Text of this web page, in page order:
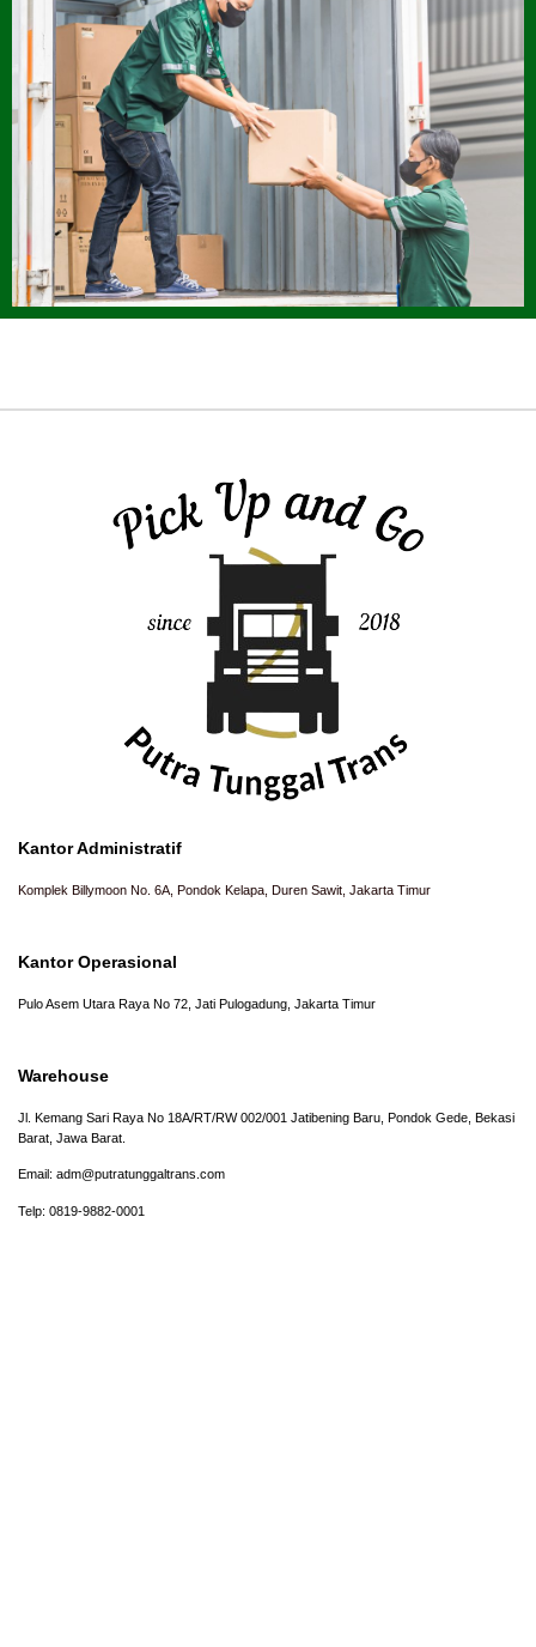
Kantor Administratif
Komplek Billymoon No. 6A, Pondok Kelapa, Duren Sawit, Jakarta Timur
Kantor Operasional
Pulo Asem Utara Raya No 72, Jati Pulogadung, Jakarta Timur
Warehouse
Jl. Kemang Sari Raya No 18A/RT/RW 002/001 Jatibening Baru, Pondok Gede, Bekasi
Barat, Jawa Barat.
Email: adm@putratunggaltrans.com
Telp: 0819-9882-0001